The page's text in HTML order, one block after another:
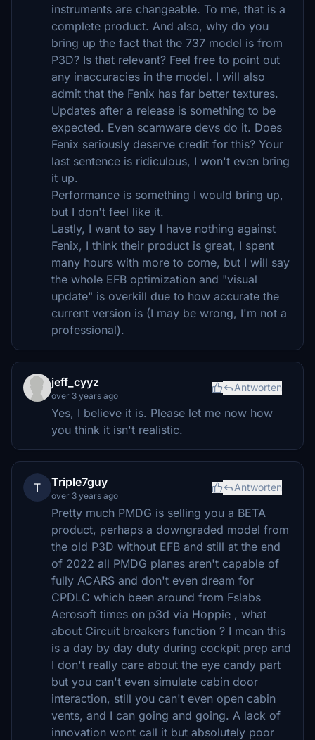
instruments are changeable. To me, that is a
complete product. And also, why do you
bring up the fact that the 737 model is from
P3D? Is that relevant? Feel free to point out
any inaccuracies in the model. I will also
admit that the Fenix has far better textures.
Updates after a release is something to be
expected. Even scamware devs do it. Does
Fenix seriously deserve credit for this? Your
last sentence is ridiculous, I won't even bring
it up.
Performance is something I would bring up,
but I don't feel like it.
Lastly, I want to say I have nothing against
Fenix, I think their product is great, I spent
many hours with more to come, but I will say
the whole EFB optimization and "visual
update" is overkill due to how accurate the
current version is (I may be wrong, I'm not a
professional).
jeff_cyyz
over 3 years ago
Antworten
Yes, I believe it is. Please let me now how
you think it isn't realistic.
T Triple7guy
over 3 years ago
Antworten
Pretty much PMDG is selling you a BETA
product, perhaps a downgraded model from
the old P3D without EFB and still at the end
of 2022 all PMDG planes aren't capable of
fully ACARS and don't even dream for
CPDLC which been around from Fslabs
Aerosoft times on p3d via Hoppie , what
about Circuit breakers function ? I mean this
is a day by day duty during cockpit prep and
I don't really care about the eye candy part
but you can't even simulate cabin door
interaction, still you can't even open cabin
vents, and I can going and going. A lack of
innovation wont call it but absolutely poor